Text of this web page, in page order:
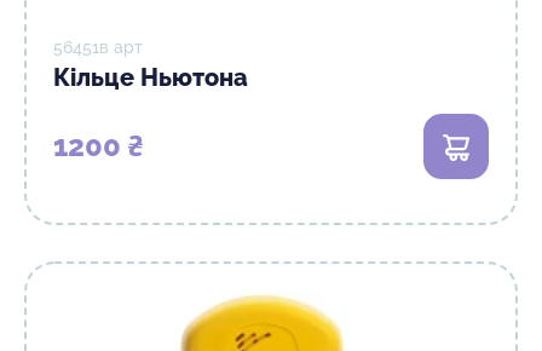
56451в арт
Кільце Ньютона
1200 ₴